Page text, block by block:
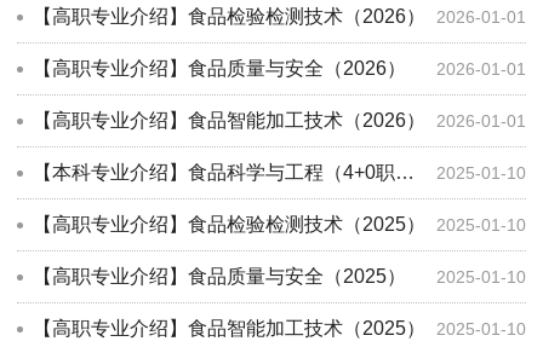
【高职专业介绍】食品检验检测技术（2026） 2026-01-01
【高职专业介绍】食品质量与安全（2026） 2026-01-01
【高职专业介绍】食品智能加工技术（2026） 2026-01-01
【本科专业介绍】食品科学与工程（4+0职本联办）（2025） 2025-01-10
【高职专业介绍】食品检验检测技术（2025） 2025-01-10
【高职专业介绍】食品质量与安全（2025） 2025-01-10
【高职专业介绍】食品智能加工技术（2025） 2025-01-10